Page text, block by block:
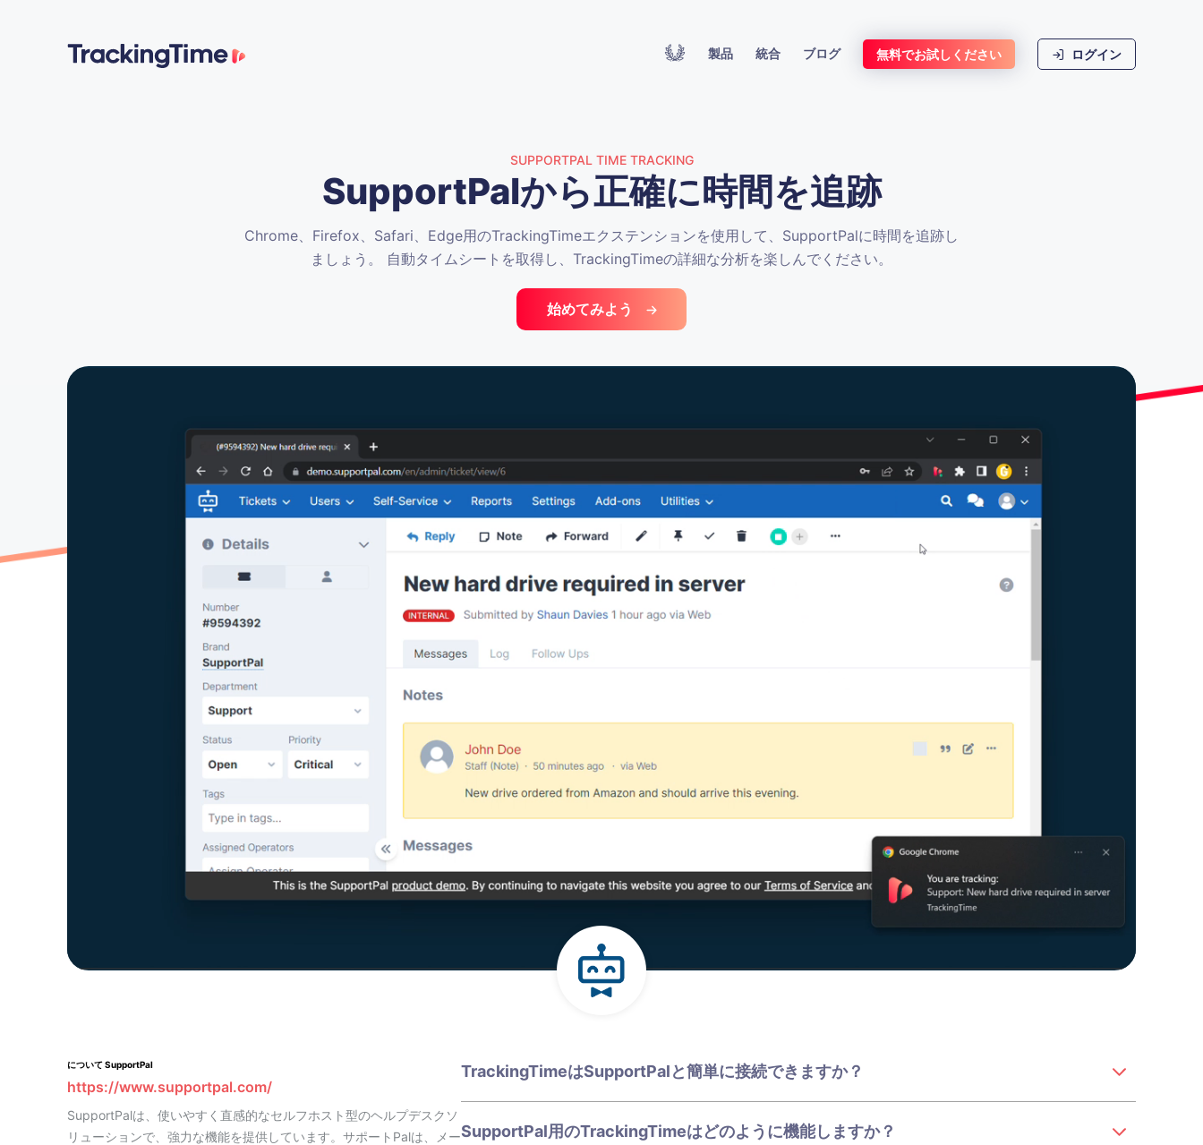
製品 統合 ブログ 無料でお試しください ログイン
SUPPORTPAL TIME TRACKING
SupportPalから正確に時間を追跡
Chrome、Firefox、Safari、Edge用のTrackingTimeエクステンションを使用して、SupportPalに時間を追跡し
ましょう。
自動タイムシートを取得し、TrackingTimeの詳細な分析を楽しんでください。
始めてみよう
について SupportPal
https://www.supportpal.com/
SupportPalは、使いやすく直感的なセルフホスト型のヘルプデスクソ
リューションで、強力な機能を提供しています。サポートPalは、メー
TrackingTimeはSupportPalと簡単に接続できますか？
SupportPal用のTrackingTimeはどのように機能しますか？